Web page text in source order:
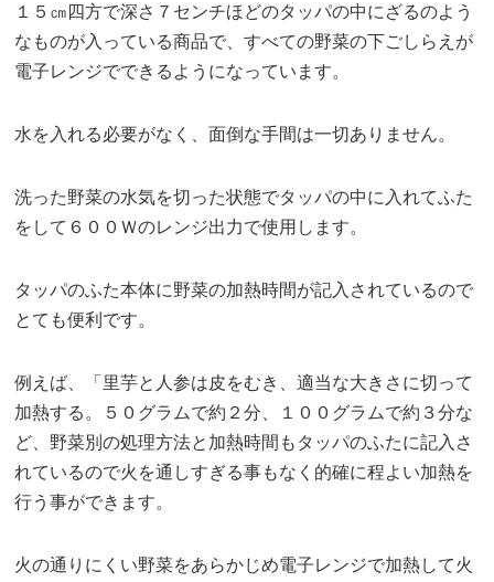
１５㎝四方で深さ７センチほどのタッパの中にざるのよう
なものが入っている商品で、すべての野菜の下ごしらえが
電子レンジでできるようになっています。
水を入れる必要がなく、面倒な手間は一切ありません。
洗った野菜の水気を切った状態でタッパの中に入れてふた
をして６００Ｗのレンジ出力で使用します。
タッパのふた本体に野菜の加熱時間が記入されているので
とても便利です。
例えば、「里芋と人参は皮をむき、適当な大きさに切って
加熱する。５０グラムで約２分、１００グラムで約３分な
ど、野菜別の処理方法と加熱時間もタッパのふたに記入さ
れているので火を通しすぎる事もなく的確に程よい加熱を
行う事ができます。
火の通りにくい野菜をあらかじめ電子レンジで加熱して火